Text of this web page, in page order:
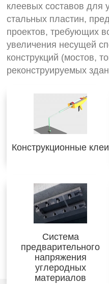
клеевых составов для
стальных пластин,
проектов, требующих
увеличения несущей
конструкций (мостов,
реконструируемых
Конструкционные клеи
Система
предварительного
напряжения
углеродных
материалов